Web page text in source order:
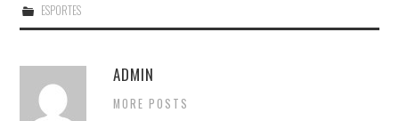
ESPORTES
ADMIN
MORE POSTS